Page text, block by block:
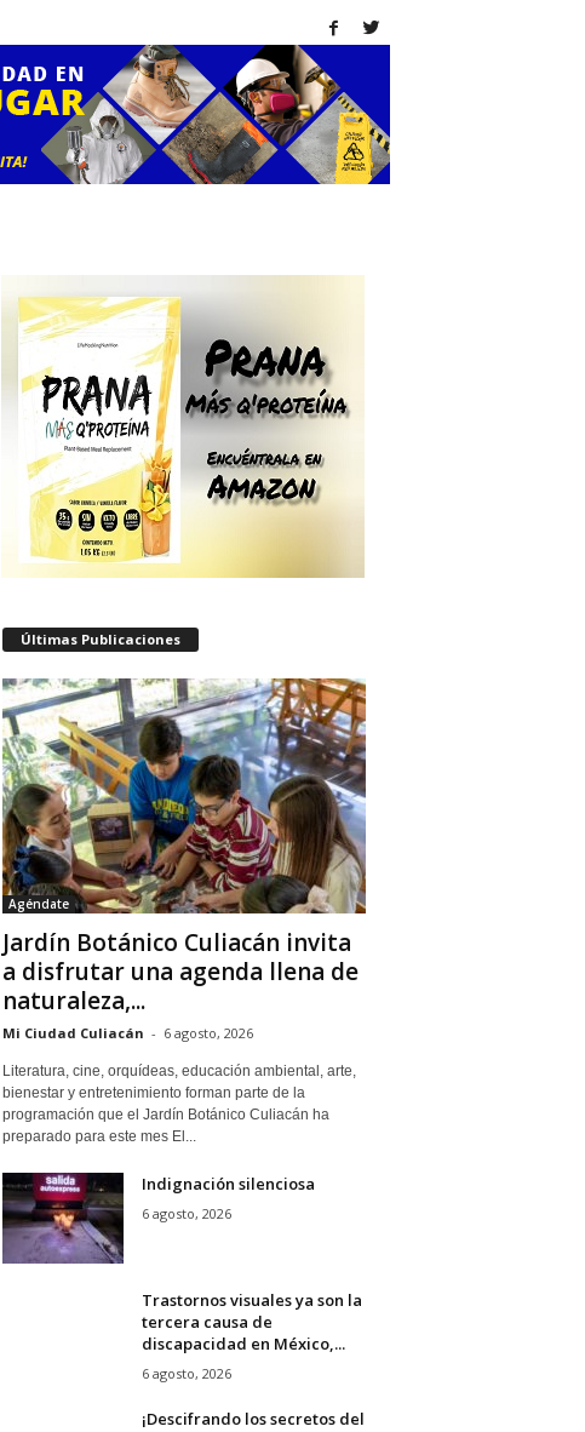
Últimas Publicaciones
Agéndate
Jardín Botánico Culiacán invita
a disfrutar una agenda llena de
naturaleza,...
Mi Ciudad Culiacán - 6 agosto, 2026
Literatura, cine, orquídeas, educación ambiental, arte,
bienestar y entretenimiento forman parte de la
programación que el Jardín Botánico Culiacán ha
preparado para este mes El...
Indignación silenciosa
6 agosto, 2026
Trastornos visuales ya son la
tercera causa de
discapacidad en México,...
6 agosto, 2026
¡Descifrando los secretos del